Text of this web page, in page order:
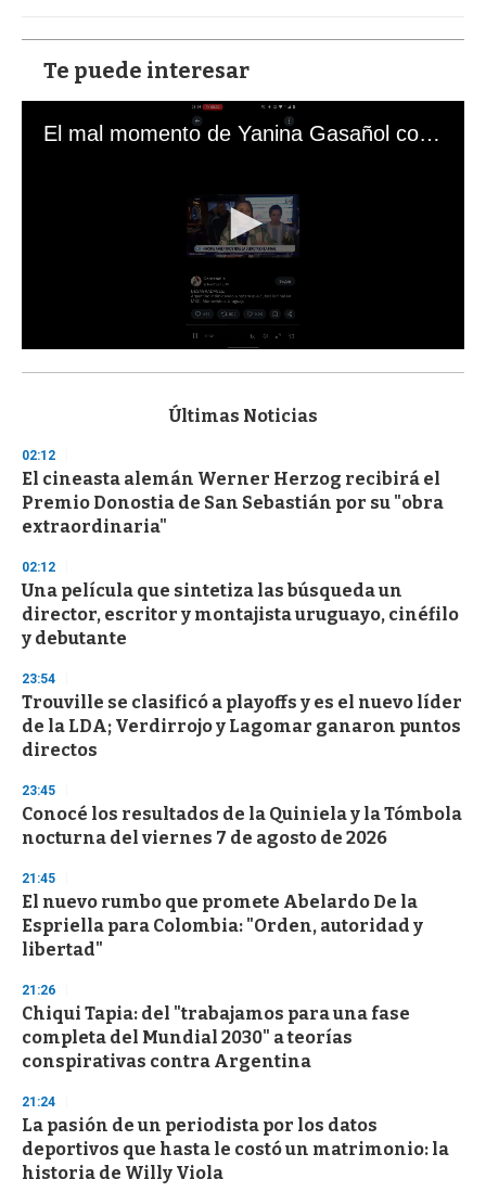
Te puede interesar
El mal momento de Yanina Gasañol con un hincha argentino en "Subrayado"
s
d
s
o
f
3
s
e
c
o
n
d
Últimas Noticias
02:12
El cineasta alemán Werner Herzog recibirá el
Premio Donostia de San Sebastián por su "obra
extraordinaria"
02:12
Una película que sintetiza las búsqueda un
director, escritor y montajista uruguayo, cinéfilo
y debutante
23:54
Trouville se clasificó a playoffs y es el nuevo líder
de la LDA; Verdirrojo y Lagomar ganaron puntos
directos
23:45
Conocé los resultados de la Quiniela y la Tómbola
nocturna del viernes 7 de agosto de 2026
21:45
El nuevo rumbo que promete Abelardo De la
Espriella para Colombia: "Orden, autoridad y
libertad"
21:26
Chiqui Tapia: del "trabajamos para una fase
completa del Mundial 2030" a teorías
conspirativas contra Argentina
21:24
La pasión de un periodista por los datos
deportivos que hasta le costó un matrimonio: la
historia de Willy Viola